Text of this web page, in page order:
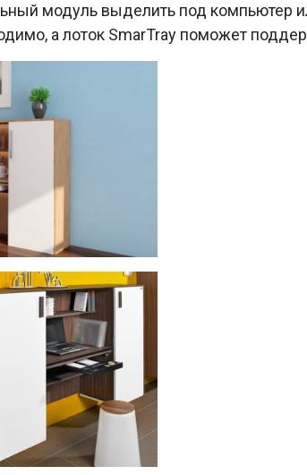
модуль выделить под компьютер
а лоток SmarTray поможет